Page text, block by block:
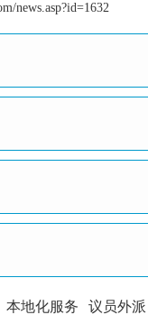
news.asp?id=1632
本地化服务 议员外派